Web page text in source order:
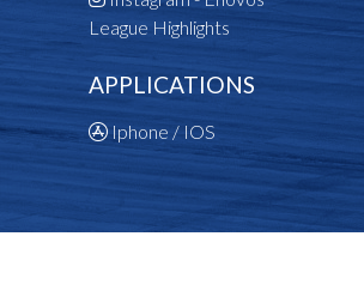
League Highlights
APPLICATIONS
Iphone / IOS